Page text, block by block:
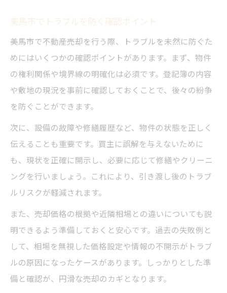
美馬市でトラブルを防ぐ確認ポイント
美馬市で不動産売却を行う際、トラブルを未然に防ぐた
めにはいくつかの確認ポイントがあります。まず、物件
の権利関係や境界線の明確化は必須です。登記簿の内容
や敷地の現況を事前に確認しておくことで、後々の紛争
を防ぐことができます。
次に、設備の故障や修繕履歴など、物件の状態を正しく
伝えることも重要です。買主に誤解を与えないために
も、現状を正確に開示し、必要に応じて修繕やクリーニ
ングを行いましょう。これにより、引き渡し後のトラブ
ルリスクが軽減されます。
また、売却価格の根拠や近隣相場との違いについても説
明できるよう準備しておくと安心です。過去の失敗例と
して、相場を無視した価格設定や情報の不開示がトラブ
ルの原因になったケースがあります。しっかりとした準
備と確認が、円滑な売却のカギとなります。